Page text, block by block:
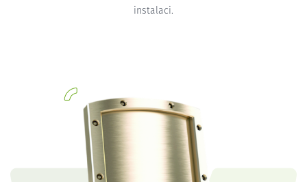
instalaci.